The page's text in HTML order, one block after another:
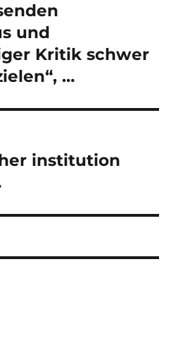
und
Kritik schwer
…
institution